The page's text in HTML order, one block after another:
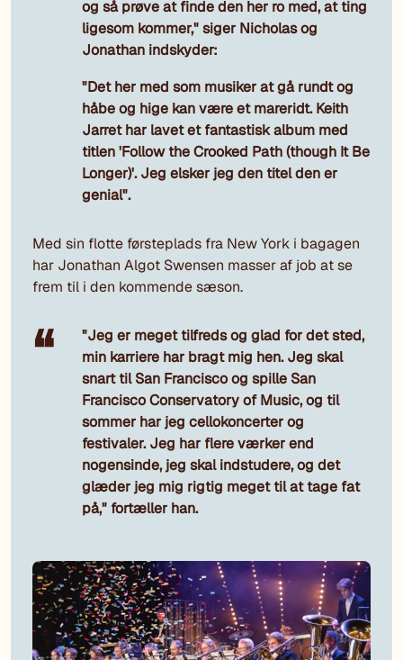
og så prøve at finde den her ro med, at ting
ligesom kommer," siger Nicholas og
Jonathan indskyder:
"Det her med som musiker at gå rundt og
håbe og hige kan være et mareridt. Keith
Jarret har lavet et fantastisk album med
titlen 'Follow the Crooked Path (though It Be
Longer)'. Jeg elsker jeg den titel den er
genial".
Med sin flotte førsteplads fra New York i bagagen
har Jonathan Algot Swensen masser af job at se
frem til i den kommende sæson.
"Jeg er meget tilfreds og glad for det sted,
min karriere har bragt mig hen. Jeg skal
snart til San Francisco og spille San
Francisco Conservatory of Music, og til
sommer har jeg cellokoncerter og
festivaler. Jeg har flere værker end
nogensinde, jeg skal indstudere, og det
glæder jeg mig rigtig meget til at tage fat
på," fortæller han.